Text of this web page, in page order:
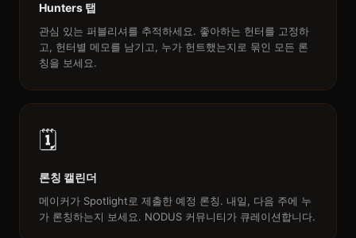
Hunters 탭
관심 있는 퍼블리셔를 추적하세요. 좋아하는 헌터를 고정하
고, 헌터별 메모를 남기고, 누가 헌트했는지로 묶인 모든 론
칭을 보세요.
🗓️
론칭 캘린더
메이커가 Spotlight로 제출한 예정 론칭. 내일, 다음 주에 누
가 론칭하는지 보세요. NODUS 커뮤니티가 큐레이션합니다.